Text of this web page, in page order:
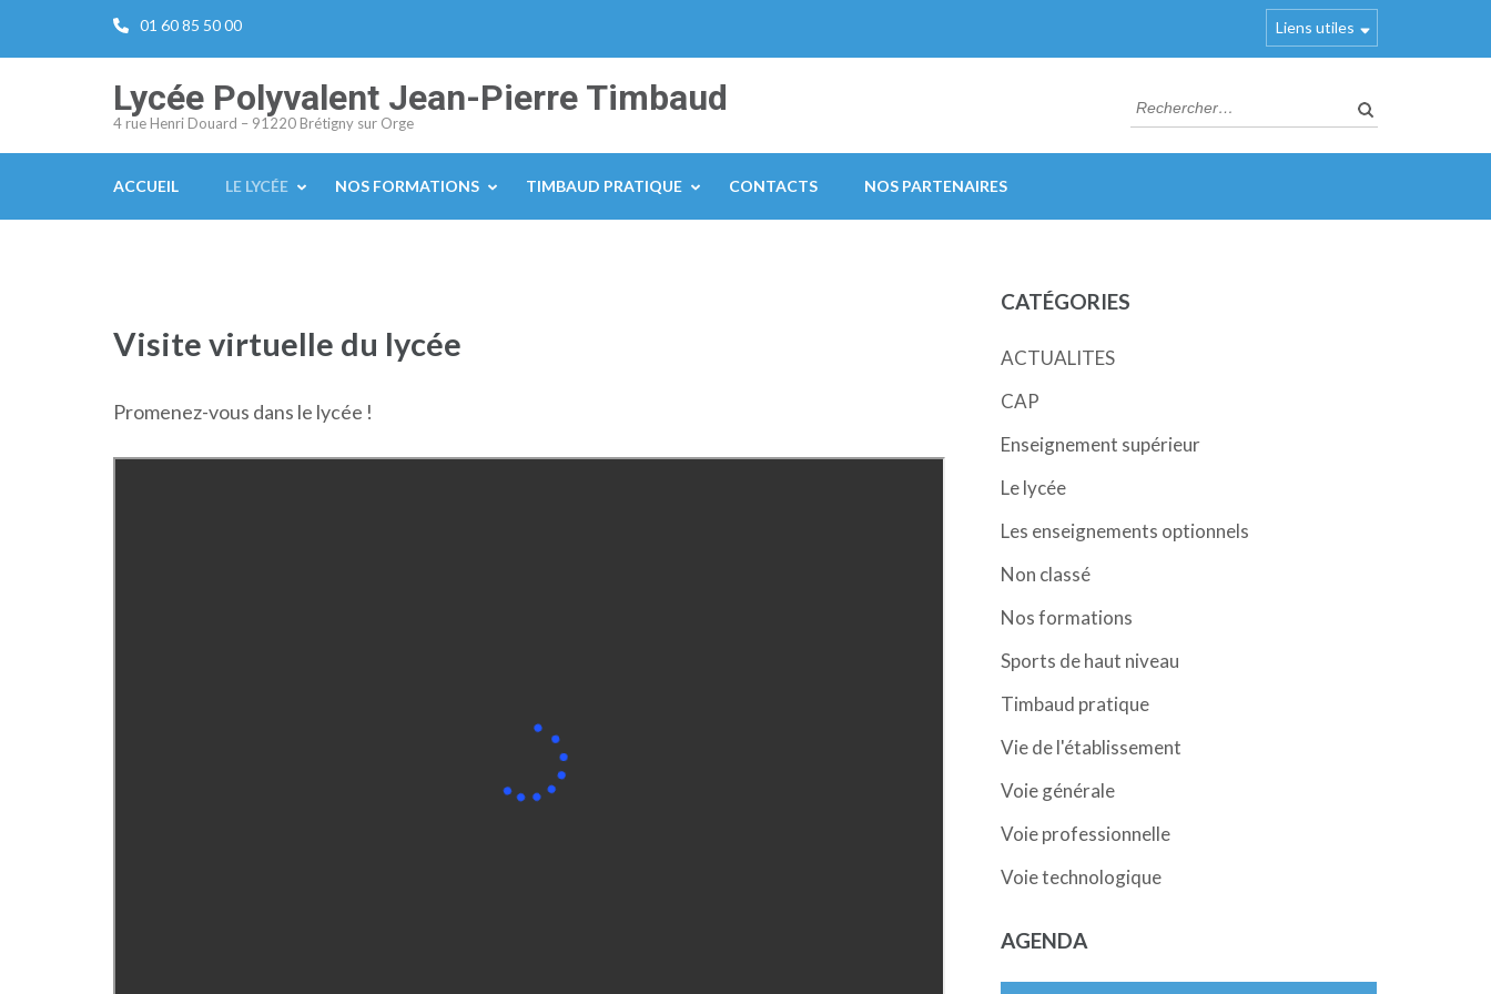
01 60 85 50 00 Liens utiles
Lycée Polyvalent Jean-Pierre Timbaud
4 rue Henri Douard – 91220 Brétigny sur Orge
Rechercher :
ACCUEIL LE LYCÉE NOS FORMATIONS TIMBAUD PRATIQUE CONTACTS NOS PARTENAIRES
Visite virtuelle du lycée
Promenez-vous dans le lycée !
CATÉGORIES
ACTUALITES
CAP
Enseignement supérieur
Le lycée
Les enseignements optionnels
Non classé
Nos formations
Sports de haut niveau
Timbaud pratique
Vie de l'établissement
Voie générale
Voie professionnelle
Voie technologique
AGENDA